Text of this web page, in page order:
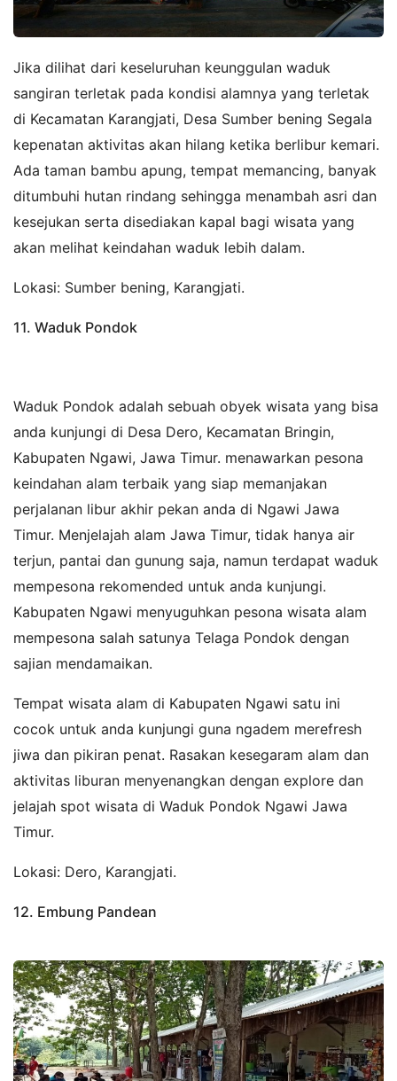
Jika dilihat dari keseluruhan keunggulan waduk
sangiran terletak pada kondisi alamnya yang terletak
di Kecamatan Karangjati, Desa Sumber bening Segala
kepenatan aktivitas akan hilang ketika berlibur kemari.
Ada taman bambu apung, tempat memancing, banyak
ditumbuhi hutan rindang sehingga menambah asri dan
kesejukan serta disediakan kapal bagi wisata yang
akan melihat keindahan waduk lebih dalam.
Lokasi: Sumber bening, Karangjati.
11. Waduk Pondok
Waduk Pondok adalah sebuah obyek wisata yang bisa
anda kunjungi di Desa Dero, Kecamatan Bringin,
Kabupaten Ngawi, Jawa Timur. menawarkan pesona
keindahan alam terbaik yang siap memanjakan
perjalanan libur akhir pekan anda di Ngawi Jawa
Timur. Menjelajah alam Jawa Timur, tidak hanya air
terjun, pantai dan gunung saja, namun terdapat waduk
mempesona rekomended untuk anda kunjungi.
Kabupaten Ngawi menyuguhkan pesona wisata alam
mempesona salah satunya Telaga Pondok dengan
sajian mendamaikan.
Tempat wisata alam di Kabupaten Ngawi satu ini
cocok untuk anda kunjungi guna ngadem merefresh
jiwa dan pikiran penat. Rasakan kesegaram alam dan
aktivitas liburan menyenangkan dengan explore dan
jelajah spot wisata di Waduk Pondok Ngawi Jawa
Timur.
Lokasi: Dero, Karangjati.
12. Embung Pandean